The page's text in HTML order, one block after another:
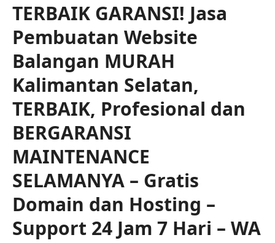
TERBAIK GARANSI! Jasa
Pembuatan Website
Balangan MURAH
Kalimantan Selatan,
TERBAIK, Profesional dan
BERGARANSI
MAINTENANCE
SELAMANYA – Gratis
Domain dan Hosting –
Support 24 Jam 7 Hari – WA